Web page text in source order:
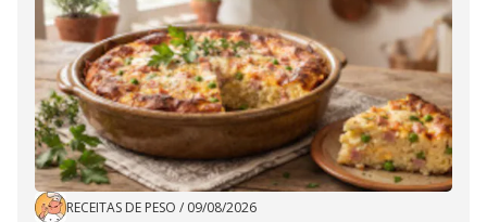
RECEITAS DE PESO / 09/08/2026